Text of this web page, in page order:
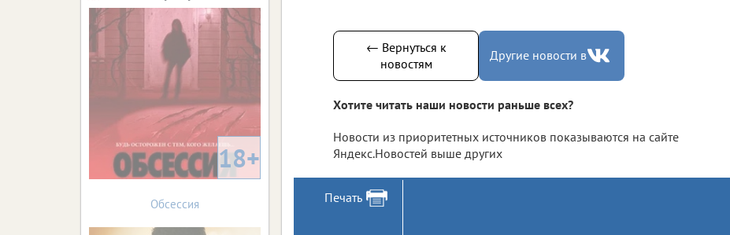
← Вернуться к
новостям
Другие новости в
Хотите читать наши новости раньше всех?
Новости из приоритетных источников показываются на сайте
Яндекс.Новостей выше других
Печать
18+
Обсессия